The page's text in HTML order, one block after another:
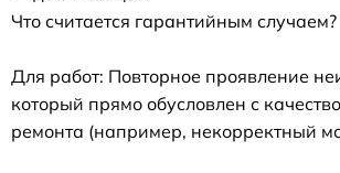
Что считается гарантийным случаем?
Для работ: Повторное проявление
который прямо обусловлен с
ремонта (например, некорректный